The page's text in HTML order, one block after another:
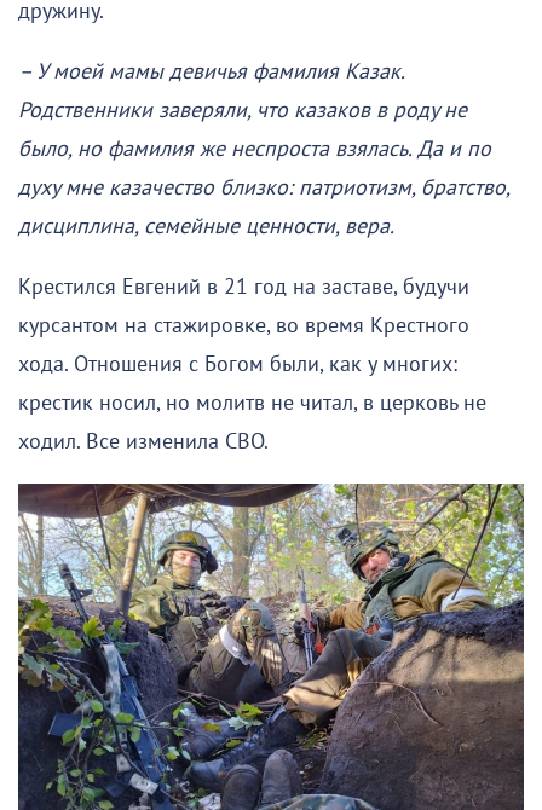
дружину.
– У моей мамы девичья фамилия Казак.
Родственники заверяли, что казаков в роду не
было, но фамилия же неспроста взялась. Да и по
духу мне казачество близко: патриотизм, братство,
дисциплина, семейные ценности, вера.
Крестился Евгений в 21 год на заставе, будучи
курсантом на стажировке, во время Крестного
хода. Отношения с Богом были, как у многих:
крестик носил, но молитв не читал, в церковь не
ходил. Все изменила СВО.